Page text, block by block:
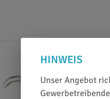
HINWEIS
Unser Angebot